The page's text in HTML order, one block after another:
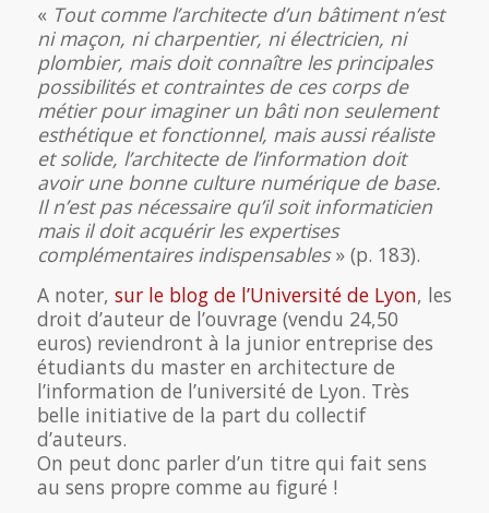
« Tout comme l’architecte d’un bâtiment n’est
ni maçon, ni charpentier, ni électricien, ni
plombier, mais doit connaître les principales
possibilités et contraintes de ces corps de
métier pour imaginer un bâti non seulement
esthétique et fonctionnel, mais aussi réaliste
et solide, l’architecte de l’information doit
avoir une bonne culture numérique de base.
Il n’est pas nécessaire qu’il soit informaticien
mais il doit acquérir les expertises
complémentaires indispensables» (p. 183).
A noter, sur le blog de l’Université de Lyon, les
droit d’auteur de l’ouvrage (vendu 24,50
euros) reviendront à la junior entreprise des
étudiants du master en architecture de
l’information de l’université de Lyon. Très
belle initiative de la part du collectif
d’auteurs.
On peut donc parler d’un titre qui fait sens
au sens propre comme au figuré !